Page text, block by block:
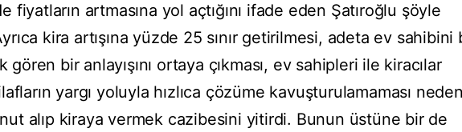
fiyatların artmasına yol açtığını ifade eden Şatıroğlu şöyle
kira artışına yüzde 25 sınır getirilmesi, adeta ev sahibini
gören bir anlayışını ortaya çıkması, ev sahipleri ile kiracılar
yargı yoluyla hızlıca çözüme kavuşturulamaması
alıp kiraya vermek cazibesini yitirdi. Bunun üstüne bir de